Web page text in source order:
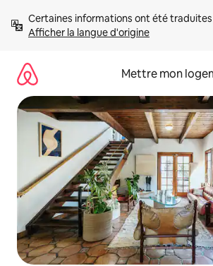
directement
Afficher la langue d'origine
Mettre mon